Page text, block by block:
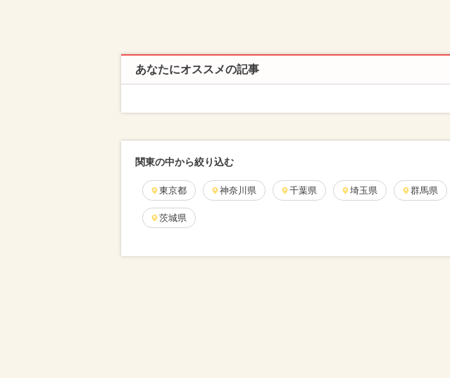
あなたにオススメの記事
関東の中から絞り込む
東京都 神奈川県 千葉県 埼玉県 群馬県
茨城県